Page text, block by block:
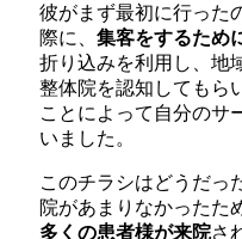
彼がまず最初に行った
際に、 集客をするため
折り込みを利用し、地
整体院を認知してもら
ことによって自分のサ
いました。
このチラシはどうだっ
院があまりなかったた
多くの患者様が来院さ